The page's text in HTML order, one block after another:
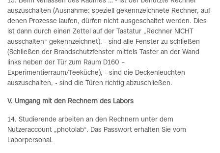
auszuschalten (Ausnahme: speziell gekennzeichnete Rechner, auf
denen Prozesse laufen, dürfen nicht ausgeschaltet werden. Dies
ist dann durch einen Zettel auf der Tastatur „Rechner NICHT
ausschalten“ gekennzeichnet). - sind alle Fenster zu schließen
(Schließen der Brandschutzfenster mittels Taster an der Wand
links neben der Tür zum Raum D160 –
Experimentierraum/Teeküche), - sind die Deckenleuchten
auszuschalten, - sind die Türen richtig abzuschließen.
V. Umgang mit den Rechnern des Labors
14. Studierende arbeiten an den Rechnern unter dem
Nutzeraccount „photolab“. Das Passwort erhalten Sie vom
Laborpersonal.